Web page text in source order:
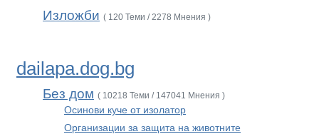
Изложби ( 120 Теми / 2278 Мнения )
dailapa.dog.bg
Без дом ( 10218 Теми / 147041 Мнения )
Осинови куче от изолатор
Организации за защита на животните